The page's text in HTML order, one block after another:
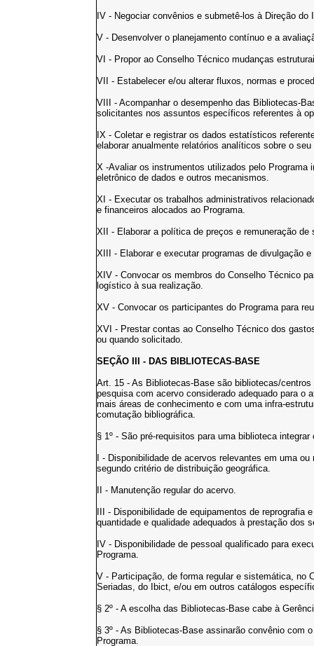
IV - Negociar convênios e submetê-los à Direção do
V - Desenvolver o planejamento contínuo e a
VI - Propor ao Conselho Técnico mudanças
VII - Estabelecer e/ou alterar fluxos, normas e
VIII - Acompanhar o desempenho das Bibliotecas-
solicitantes nos assuntos específicos referentes à
IX - Coletar e registrar os dados estatísticos
elaborar anualmente relatórios analíticos sobre o seu
X -Avaliar os instrumentos utilizados pelo Programa
eletrônico de dados e outros mecanismos.
XI - Executar os trabalhos administrativos
e financeiros alocados ao Programa.
XII - Elaborar a política de preços e remuneração
XIII - Elaborar e executar programas de divulgação
XIV - Convocar os membros do Conselho Técnico
logístico à sua realização.
XV - Convocar os participantes do Programa para
XVI - Prestar contas ao Conselho Técnico dos
ou quando solicitado.
SEÇÃO III - DAS BIBLIOTECAS-BASE
Art. 15 - As Bibliotecas-Base são bibliotecas/
pesquisa com acervo considerado adequado para o
mais áreas de conhecimento e com uma infra-
comutação bibliográfica.
§ 1º - São pré-requisitos para uma biblioteca
I - Disponibilidade de acervos relevantes em uma
segundo critério de distribuição geográfica.
II - Manutenção regular do acervo.
III - Disponibilidade de equipamentos de
quantidade e qualidade adequados à prestação dos
IV - Disponibilidade de pessoal qualificado para
Programa.
V - Participação, de forma regular e sistemática, no
Seriadas, do Ibict, e/ou em outros catálogos
§ 2º - A escolha das Bibliotecas-Base cabe à
§ 3º - As Bibliotecas-Base assinarão convênio com
Programa.